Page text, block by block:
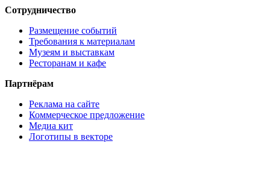
Сотрудничество
Размещение событий
Требования к материалам
Музеям и выставкам
Ресторанам и кафе
Партнёрам
Реклама на сайте
Коммерческое предложение
Медиа кит
Логотипы в векторе